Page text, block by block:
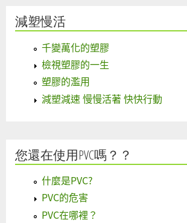
減塑慢活
千變萬化的塑膠
檢視塑膠的一生
塑膠的濫用
減塑減速 慢慢活著 快快行動
您還在使用PVC嗎？？
什麼是PVC?
PVC的危害
PVC在哪裡？